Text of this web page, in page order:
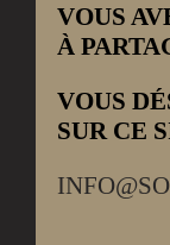
VOUS
À
VOUS
SUR CE